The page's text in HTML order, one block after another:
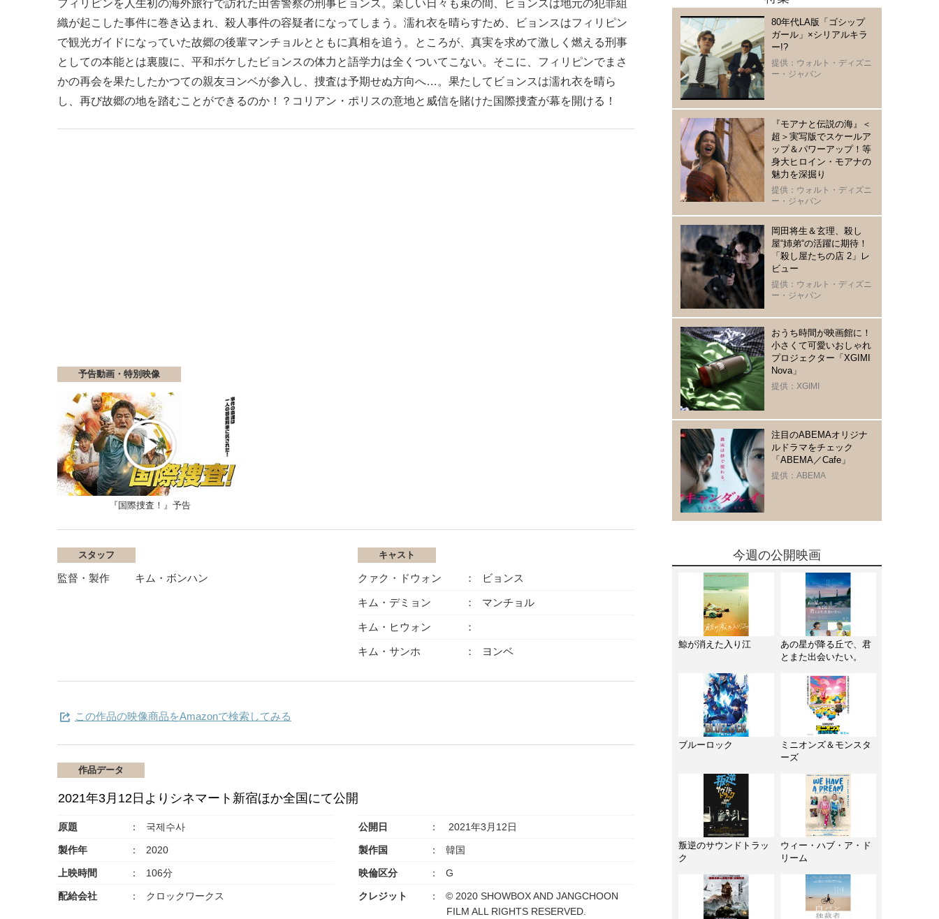
フィリピンを人生初の海外旅行で訪れた田舎警察の刑事ビョンス。楽しい日々も束の間、ビョンスは地元の犯罪組
織が起こした事件に巻き込まれ、殺人事件の容疑者になってしまう。濡れ衣を晴らすため、ビョンスはフィリピン
で観光ガイドになっていた故郷の後輩マンチョルとともに真相を追う。ところが、真実を求めて激しく燃える刑事
としての本能とは裏腹に、平和ボケしたビョンスの体力と語学力は全くついてこない。そこに、フィリピンでまさ
かの再会を果たしたかつての親友ヨンベが参入し、捜査は予期せぬ方向へ…。果たしてビョンスは濡れ衣を晴ら
し、再び故郷の地を踏むことができるのか！？コリアン・ポリスの意地と威信を賭けた国際捜査が幕を開ける！
予告動画・特別映像
『国際捜査！』予告
スタッフ
監督・製作 キム・ボンハン
キャスト
クァク・ドウォン ビョンス
キム・デミョン マンチョル
キム・ヒウォン
キム・サンホ ヨンベ
この作品の映像商品をAmazonで検索してみる
作品データ
2021年3月12日よりシネマート新宿ほか全国にて公開
原題 국제수사 公開日 2021年3月12日
製作年 2020 製作国 韓国
上映時間 106分 映倫区分 G
配給会社 クロックワークス クレジット
© 2020 SHOWBOX AND JANGCHOON
FILM ALL RIGHTS RESERVED.
80年代LA版「ゴシップ
ガール」×シリアルキラ
ー!?
提供：ウォルト・ディズニ
ー・ジャパン
『モアナと伝説の海』＜
超＞実写版でスケールア
ップ＆パワーアップ！等
身大ヒロイン・モアナの
魅力を深掘り
提供：ウォルト・ディズニ
ー・ジャパン
岡田将生＆玄理、殺し
屋“姉弟“の活躍に期待！
「殺し屋たちの店 2」レ
ビュー
提供：ウォルト・ディズニ
ー・ジャパン
おうち時間が映画館に！
小さくて可愛いおしゃれ
プロジェクター「XGIMI
Nova」
提供：XGIMI
注目のABEMAオリジナ
ルドラマをチェック
「ABEMA／Cafe」
提供：ABEMA
今週の公開映画
鯨が消えた入り江
あの星が降る丘で、君
とまた出会いたい。
ブルーロック
ミニオンズ＆モンスタ
ーズ
叛逆のサウンドトラッ
ク
ウィー・ハブ・ア・ド
リーム